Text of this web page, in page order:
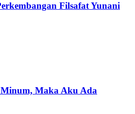
Filsafat Yunani
Maka Aku Ada